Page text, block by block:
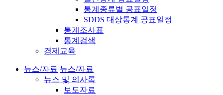
통계종류별 공표일정
SDDS 대상통계 공표일정
통계조사표
통계검색
경제교육
뉴스/자료 뉴스/자료
뉴스 및 의사록
보도자료